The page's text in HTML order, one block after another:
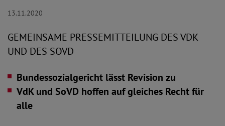
13.11.2020
GEMEINSAME PRESSEMITTEILUNG DES VDK
UND DES SOVD
Bundessozialgericht lässt Revision zu
VdK und SoVD hoffen auf gleiches Recht für
alle